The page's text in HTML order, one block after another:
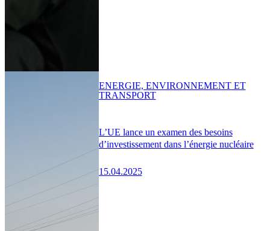
L’UE lance un examen des besoins
d’investissement dans l’énergie nucléaire
15.04.2025
ENERGIE, ENVIRONNEMENT ET
TRANSPORT